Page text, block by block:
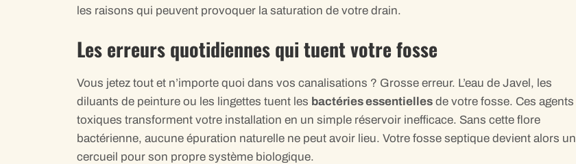
les raisons qui peuvent provoquer la saturation de votre drain.
Les erreurs quotidiennes qui tuent votre fosse
Vous jetez tout et n’importe quoi dans vos canalisations ? Grosse erreur. L’eau de Javel, les
diluants de peinture ou les lingettes tuent les bactéries essentielles de votre fosse. Ces agents
toxiques transforment votre installation en un simple réservoir inefficace. Sans cette flore
bactérienne, aucune épuration naturelle ne peut avoir lieu. Votre fosse septique devient alors un
cercueil pour son propre système biologique.